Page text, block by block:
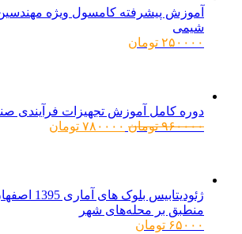
آموزش پیشرفته کامسول ویژه
شیمی
۲۵۰۰۰۰ تومان
دوره کامل آموزش تجهیزات فرآیندی
۹۶۰۰۰۰ تومان قیمت
۷۸۰۰۰۰ تومان
ژئودیتابیس بلوک های آماری
منطبق بر محله‌های شهر
۶۵۰۰۰ تومان